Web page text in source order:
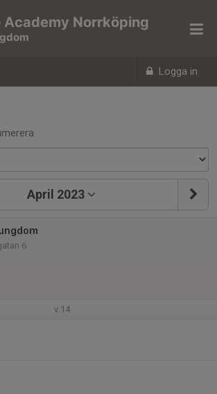
Logga in
Academy Norrköping
April 2023
6
v.14